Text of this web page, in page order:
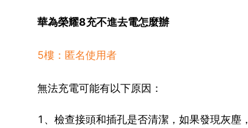
華為榮耀8充不進去電怎麼辦
5樓：匿名使用者
無法充電可能有以下原因：
1、檢查接頭和插孔是否清潔，如果發現灰塵